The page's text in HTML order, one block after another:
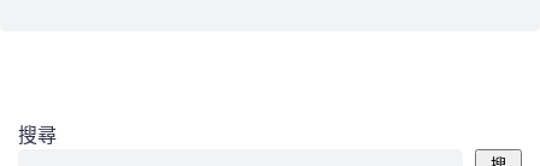
搜尋